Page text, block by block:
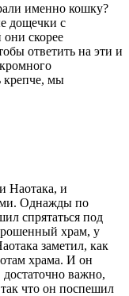
именно кошку?
дощечки с
скорее
ответить на эти и
крепче, мы
Наотака, и
Однажды по
спрятаться под
храм, у
заметил, как
храма. И он
достаточно важно,
что он поспешил